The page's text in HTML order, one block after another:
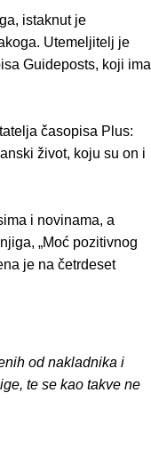
istaknut je
Utemeljitelj je
Guideposts, koji ima
časopisa Plus:
život, koju su on i
i novinama, a
„Moć pozitivnog
je na četrdeset
od nakladnika i
te se kao takve ne